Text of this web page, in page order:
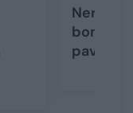
bombas